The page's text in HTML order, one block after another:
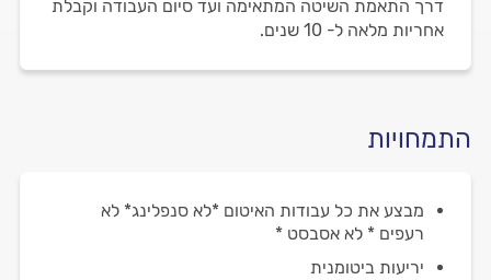
דרך התאמת השיטה המתאימה ועד סיום העבודה וקבלת
אחריות מלאה ל- 10 שנים.
התמחויות
מבצע את כל עבודות האיטום *לא סנפלינג* לא
רעפים * לא אסבסט *
יריעות ביטומנית